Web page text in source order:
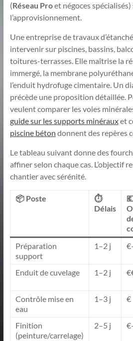
(Réseau Proet négoces spécialisés)
l’approvisionnement.
Une entreprise de travaux
intervenir sur piscines, bassins,
toitures-terrasses. Elle maîtrise la
immergé, la membrane
l’enduit hydrofuge cimentaire. Un
précède une proposition détaillée.
veulent comparer les voies
guide sur les supports minérauxet
piscine béton donnent des repères
Le tableau suivant donne des
affiner selon chaque cas. L’objectif
chantier avec sérénité.
📦 Poste
⏱️
Délais
Préparation
support
1–2 j
Enduit de cuvelage
1–2 j
Contrôle mise en
eau
1–3 j €
Finition
(peinture/carrelage)
2–5 j